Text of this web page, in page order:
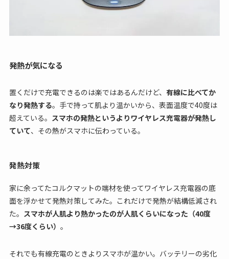
発熱が気になる
置くだけで充電できるのは楽ではあるんだけど、 有線に比べてか
なり発熱する。手で持って肌より温かいから、表面温度で40度は
超えている。 スマホの発熱というよりワイヤレス充電器が発熱し
ていて、その熱がスマホに伝わっている。
発熱対策
家に余ってたコルクマットの端材を使ってワイヤレス充電器の底
面を浮かせて発熱対策してみた。これだけで発熱が結構低減され
た。 スマホが人肌より熱かったのが人肌くらいになった（40度
→36度くらい） 。
それでも有線充電のときよりスマホが温かい。バッテリーの劣化